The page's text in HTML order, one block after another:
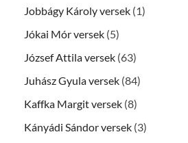
Jobbágy Károly versek (1)
Jókai Mór versek (5)
József Attila versek (63)
Juhász Gyula versek (84)
Kaffka Margit versek (8)
Kányádi Sándor versek (3)